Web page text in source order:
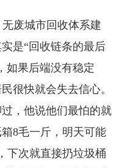
废城市回收体系建
是“回收链条的最后
如果后端没有稳定
很快就会失去信心。
，他说他们最怕的就
8毛一斤，明天可能
下次就直接扔垃圾桶